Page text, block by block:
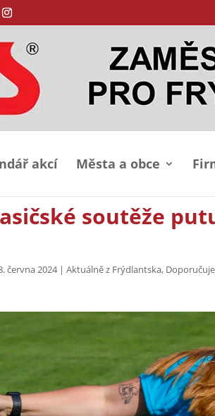
akcí Města a obce
soutěže
června 2024|Aktuálně z Frýdlantska,